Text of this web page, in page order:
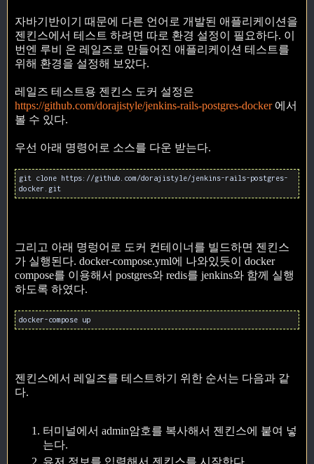
자바기반이기 때문에 다른 언어로 개발된 애플리케이션을
젠킨스에서 테스트 하려면 따로 환경 설정이 필요하다. 이
번엔 루비 온 레일즈로 만들어진 애플리케이션 테스트를
위해 환경을 설정해 보았다.
레일즈 테스트용 젠킨스 도커 설정은
https://github.com/dorajistyle/jenkins-rails-postgres-docker에서
볼 수 있다.
우선 아래 명령어로 소스를 다운 받는다.
git clone https://github.com/dorajistyle/jenkins-rails-postgres-
docker.git
그리고 아래 명렁어로 도커 컨테이너를 빌드하면 젠킨스
가 실행된다. docker-compose.yml에 나와있듯이 docker
compose를 이용해서 postgres와 redis를 jenkins와 함께 실행
하도록 하였다.
docker-compose up
젠킨스에서 레일즈를 테스트하기 위한 순서는 다음과 같
다.
터미널에서 admin암호를 복사해서 젠킨스에 붙여 넣
는다.